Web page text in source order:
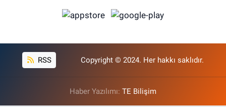
RSS Copyright © 2024. Her hakkı saklıdır.
Haber Yazılımı: TE Bilişim